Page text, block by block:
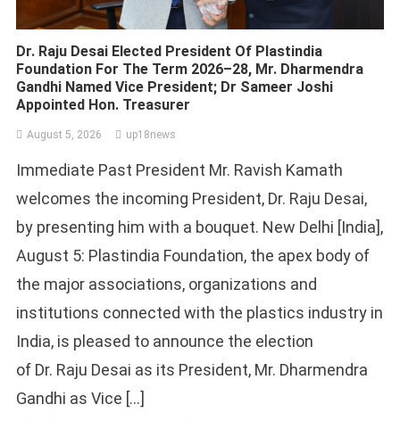
Dr. Raju Desai Elected President Of Plastindia
Foundation For The Term 2026–28, Mr. Dharmendra
Gandhi Named Vice President; Dr Sameer Joshi
Appointed Hon. Treasurer
August 5, 2026 up18news
Immediate Past President Mr. Ravish Kamath
welcomes the incoming President, Dr. Raju Desai,
by presenting him with a bouquet. New Delhi [India],
August 5: Plastindia Foundation, the apex body of
the major associations, organizations and
institutions connected with the plastics industry in
India, is pleased to announce the election
of Dr. Raju Desai as its President, Mr. Dharmendra
Gandhi as Vice […]